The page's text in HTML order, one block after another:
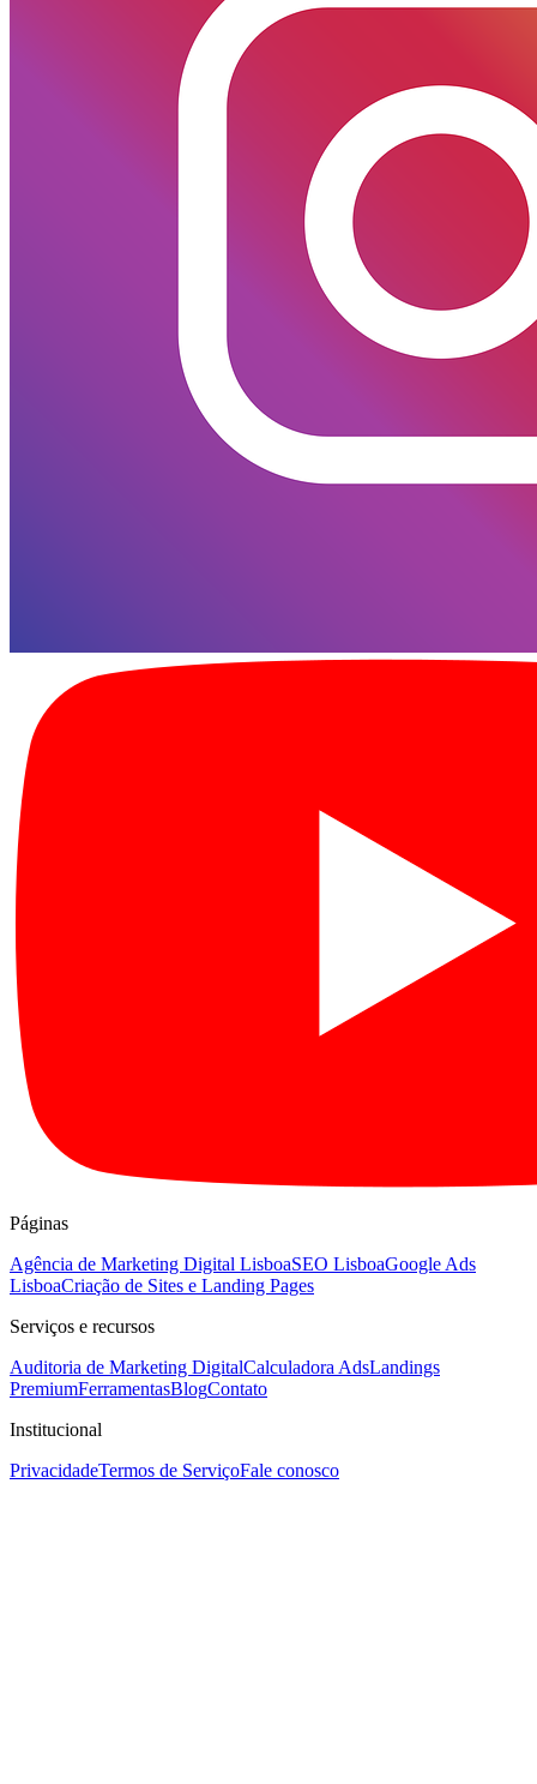
Páginas
Agência de Marketing Digital LisboaSEO LisboaGoogle Ads
LisboaCriação de Sites e Landing Pages
Serviços e recursos
Auditoria de Marketing DigitalCalculadora AdsLandings
PremiumFerramentasBlogContato
Institucional
PrivacidadeTermos de ServiçoFale conosco